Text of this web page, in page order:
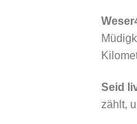
Seid
zählt,